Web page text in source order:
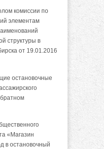
комиссии по
элементам
структуры в
от 19.01.2016
остановочные
«Магазин
в остановочный